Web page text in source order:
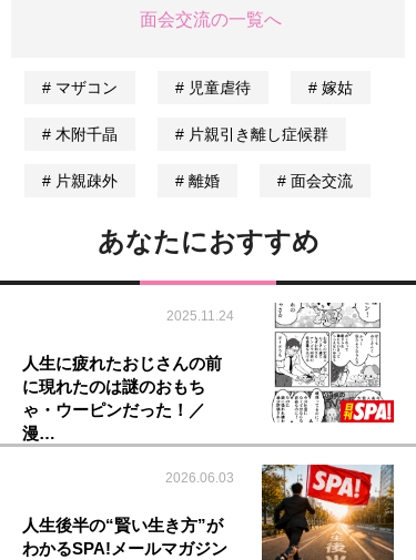
面会交流の一覧へ
マザコン 児童虐待 嫁姑
木附千晶 片親引き離し症候群
片親疎外 離婚 面会交流
あなたにおすすめ
2025.11.24
人生に疲れたおじさんの前
に現れたのは謎のおもち
ゃ・ウーピンだった！／
漫…
2026.06.03
人生後半の“賢い生き方”が
わかるSPA!メールマガジン